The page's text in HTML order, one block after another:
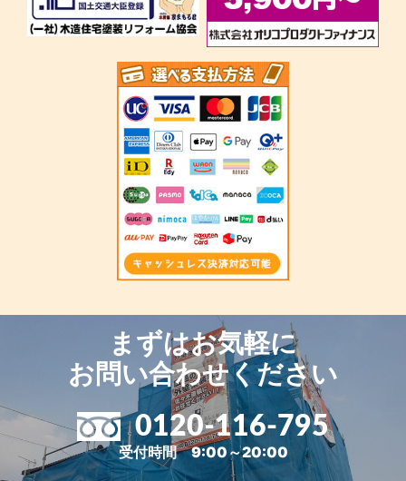
まずはお気軽に
お問い合わせください
0120-116-795
受付時間 9:00～20:00